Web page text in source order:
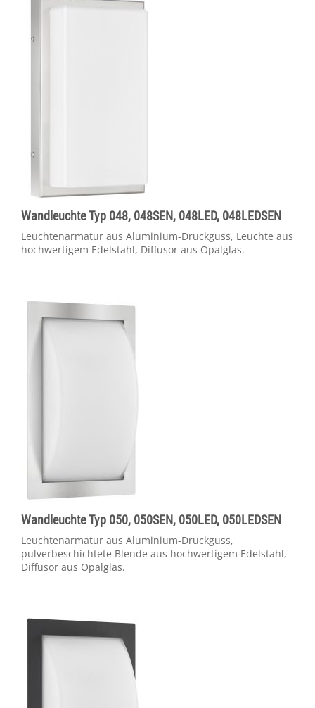
Wandleuchte Typ 048, 048SEN, 048LED, 048LEDSEN
Leuchtenarmatur aus Aluminium-Druckguss, Leuchte aus
hochwertigem Edelstahl, Diffusor aus Opalglas.
Wandleuchte Typ 050, 050SEN, 050LED, 050LEDSEN
Leuchtenarmatur aus Aluminium-Druckguss,
pulverbeschichtete Blende aus hochwertigem Edelstahl,
Diffusor aus Opalglas.